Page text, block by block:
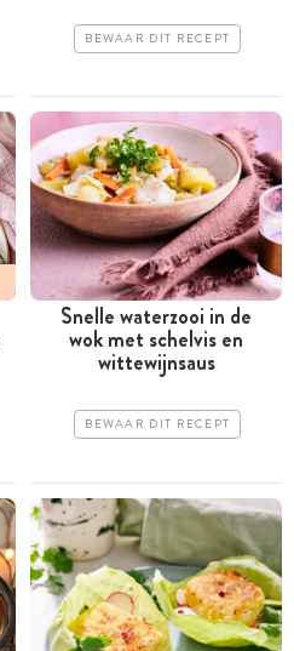
BEWAAR DIT RECEPT
Snelle waterzooi in de
wok met schelvis en
wittewijnsaus
BEWAAR DIT RECEPT